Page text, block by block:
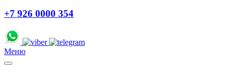
+7 926 0000 354
Меню